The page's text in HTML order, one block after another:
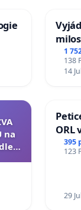
1
138
14
na
§
ORL
395
123
29